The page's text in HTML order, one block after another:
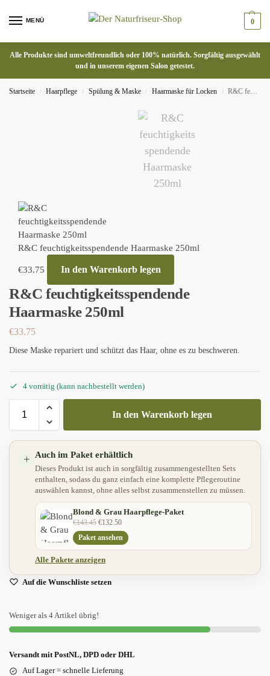
MENÜ 0
Alle Produkte sind umweltfreundlich oder 100% natürlich. Sorgfältig ausgewählt
und in unserem eigenen Salon getestet.
Startseite / Haarpflege / Spülung & Maske / Haarmaske für Locken / R&C feuchtigkeitsspendende Haarmaske 250ml
R&C feuchtigkeitsspendende Haarmaske 250ml
€33.75 In den Warenkorb legen
R&C feuchtigkeitsspendende
Haarmaske 250ml
€33.75
Diese Maske repariert und schützt das Haar, ohne es zu beschweren.
4 vorrätig (kann nachbestellt werden)
In den Warenkorb legen
+ Auch im Paket erhältlich
Dieses Produkt ist auch in sorgfältig zusammengestellten Sets
enthalten, sodass du ganz einfach eine komplette Pflegeroutine
auswählen kannst, ohne alles selbst zusammenstellen zu müssen.
Blond & Grau Haarpflege-Paket
€143.45 €132.50
Paket ansehen
Alle Pakete anzeigen
Auf die Wunschliste setzen
Weniger als 4 Artikel übrig!
Versandt mit PostNL, DPD oder DHL
Auf Lager = schnelle Lieferung